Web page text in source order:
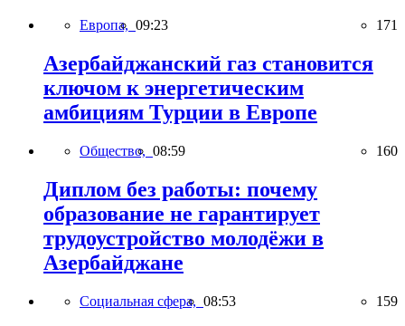
Европа, 09:23 171
Азербайджанский газ становится
ключом к энергетическим
амбициям Турции в Европе
Общество, 08:59 160
Диплом без работы: почему
образование не гарантирует
трудоустройство молодёжи в
Азербайджане
Социальная сфера, 08:53 159